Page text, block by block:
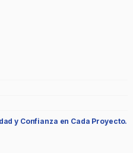
y Confianza en Cada Proyecto.